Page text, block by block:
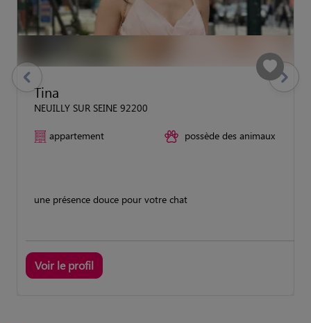
Tina
NEUILLY SUR SEINE 92200
appartement possède des animaux
une présence douce pour votre chat
Voir le profil
previous Suivant